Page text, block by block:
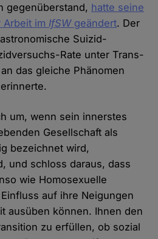
gegenüberstand, hatte seine
im IfSWgeändert. Der
Suizid-
Rate unter Trans-
das gleiche Phänomen
um, wenn sein innerstes
Gesellschaft als
bezeichnet wird,
und schloss daraus, dass
wie Homosexuelle
auf ihre Neigungen
ausüben können. Ihnen den
zu erfüllen, ob sozial